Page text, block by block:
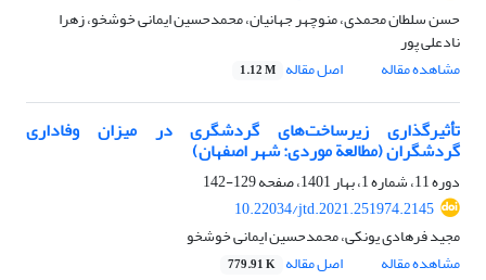
حسن سلطان محمدی، منوچهر جهانیان، محمدحسین ایمانی خوشخو، زهرا
نادعلی پور
مشاهده مقاله
اصل مقاله 1.12 M
تأثیرگذاری زیرساخت‌های گردشگری در میزان وفاداری
گردشگران (مطالعة موردی: شهر اصفهان)
دوره 11، شماره 1، بهار 1401، صفحه
129-142
10.22034/jtd.2021.251974.2145
مجید فرهادی یونکی، محمدحسین ایمانی خوشخو
مشاهده مقاله
اصل مقاله 779.91 K